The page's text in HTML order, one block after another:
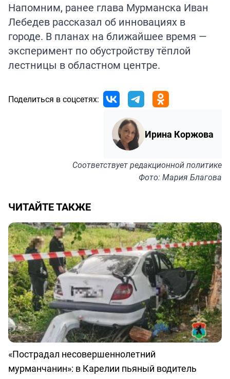
Напомним, ранее глава Мурманска Иван
Лебедев рассказал об инновациях в
городе. В планах на ближайшее время —
эксперимент по обустройству тёплой
лестницы в областном центре.
Поделиться в соцсетях:
Ирина Коржова
Соответствуетредакционной политике
Фото: Мария Благова
ЧИТАЙТЕ ТАКЖЕ
«Пострадал несовершеннолетний
мурманчанин»: в Карелии пьяный водитель